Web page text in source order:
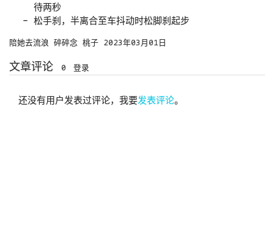
待两秒
松手刹，半离合至车抖动时松脚刹起步
陪她去流浪 碎碎念 桃子 2023年03月01日
文章评论 0 登录
还没有用户发表过评论，我要发表评论。